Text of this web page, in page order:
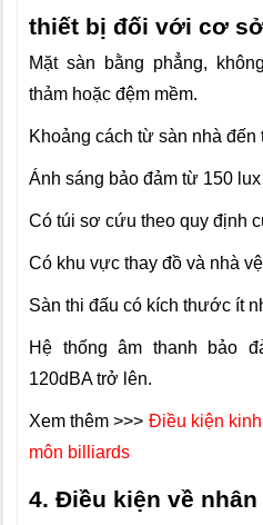
thiết bị đối với cơ
Mặt sàn bằng phẳng,
thảm hoặc đệm mềm.
Khoảng cách từ sàn nhà đến
Ánh sáng bảo đảm từ 150
Có túi sơ cứu theo quy định
Có khu vực thay đồ và nhà
Sàn thi đấu có kích thước ít
Hệ thống âm thanh bảo
120dBA trở lên.
Xem thêm >>> Điều kiện
môn billiards
4. Điều kiện về